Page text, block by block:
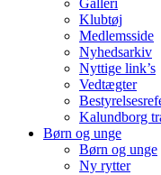
Galleri
Klubtøj
Medlemsside
Nyhedsarkiv
Nyttige link’s
Vedtægter
Kalundborg
Børn og unge
Børn og unge
Ny rytter